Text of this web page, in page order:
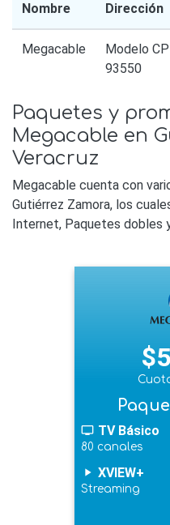
Nombre Dirección
Megacable
Modelo CP
93550
Paquetes y
Megacable en
Veracruz
Megacable cuenta con
Gutiérrez Zamora, los
Internet, Paquetes dobles
tv TV Básico
80 canales
play_arrow XVIEW+
Streaming